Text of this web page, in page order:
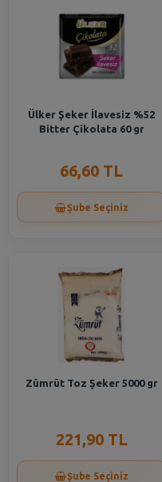
Ülker Şeker İlavesiz %52
Bitter Çikolata 60 gr
66,60 TL
Şube Seçiniz
Zümrüt Toz Şeker 5000 gr
221,90 TL
Şube Seçiniz